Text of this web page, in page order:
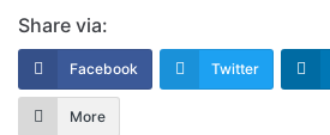
Share via:
Facebook Twitter
More